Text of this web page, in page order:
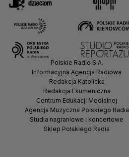
Polskie Radio S.A.
Informacyjna Agencja Radiowa
Redakcja Katolicka
Redakcja Ekumeniczna
Centrum Edukacji Medialnej
Agencja Muzyczna Polskiego Radia
Studia nagraniowe i koncertowe
Sklep Polskiego Radia